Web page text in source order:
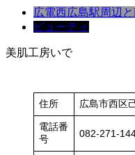
広電西広島駅周辺
ビューティ
美肌工房いで
住所 広島市西区
電話番
号
082-271-